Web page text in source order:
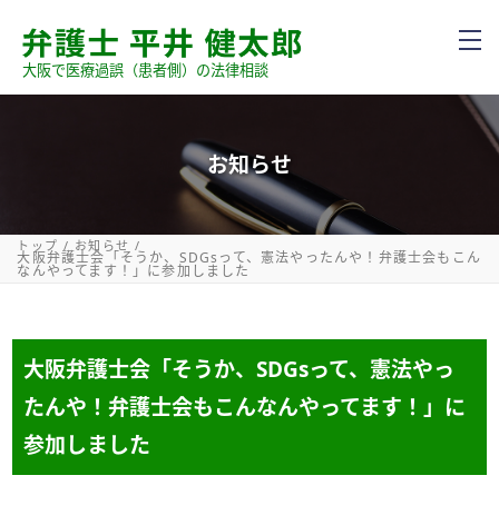
大阪で医療過誤（患者側）の法律相談
お知らせ
トップ お知らせ
大阪弁護士会「そうか、SDGsって、憲法やったんや！弁護士会もこん
なんやってます！」に参加しました
大阪弁護士会「そうか、SDGsって、憲法やっ
たんや！弁護士会もこんなんやってます！」に
参加しました